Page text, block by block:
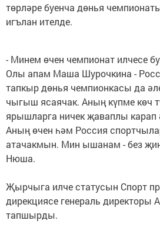
төрләре буенча дөнья
игълан ителде.
- Минем өчен чемпионат илчесе
Олы апам Маша Шурочкина -
тапкыр дөнья чемпионкасы да
чыгыш ясаячак. Аның күпме көч
ярышларга ничек җаваплы карап
Аның өчен һәм Россия
атачакмын. Мин ышанам - без
Нюша.
Җырчыга илче статусын Спорт
дирекциясе генераль директоры
тапшырды.